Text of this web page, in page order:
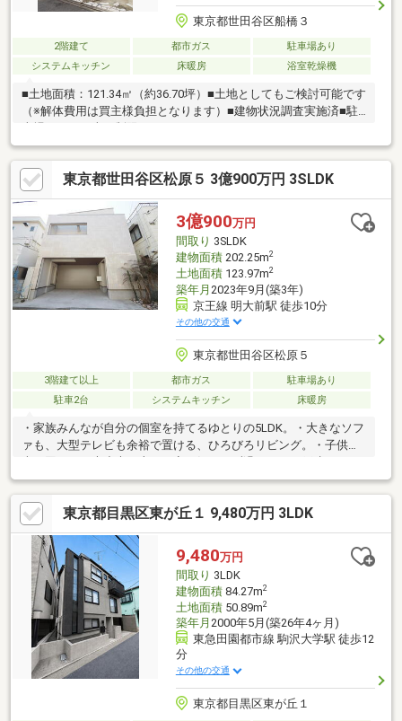
東京都世田谷区船橋３
2階建て 都市ガス
駐車場あり
システムキッチン
床暖房 浴室乾燥機
■土地面積：121.34㎡（約36.70坪）■土地としてもご検討可能です
（※解体費用は買主様負担となります）■建物状況調査実施済■駐
東京都世田谷区松原５ 3億900万円 3SLDK
3億900万円
間取り 3SLDK
建物面積202.25m2
土地面積123.97m2
築年月 2023年9月(築3年)
京王線 明大前駅 徒歩10分
その他の交通
東京都世田谷区松原５
3階建て以上 都市ガス
駐車場あり
駐車2台
システムキッチン 床暖房
・家族みんなが自分の個室を持てるゆとりの5LDK。・大きなソフ
ァも、大型テレビも余裕で置ける、ひろびろリビング。・子供が
走り回っても大丈夫。上下の音も気にせず過ごせる一戸建て。・
友達をたくさん呼びたくなる、自慢したくなるほどの「邸宅」
感。
東京都目黒区東が丘１ 9,480万円 3LDK
9,480万円
間取り 3LDK
建物面積84.27m2
土地面積50.89m2
築年月 2000年5月(築26年4ヶ月)
東急田園都市線 駒沢大学駅 徒歩12
分
その他の交通
東京都目黒区東が丘１